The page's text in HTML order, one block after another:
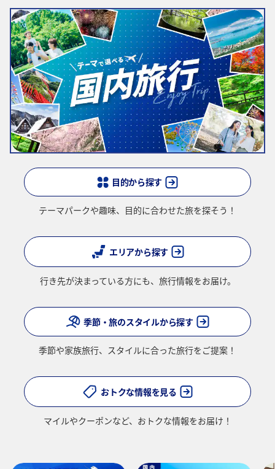
プロモーションコードについて
・表示金額は選択いただいた条件でのもっともおトクな運賃となりま
す。
・表示金額と空席状況は最新ではない場合があります。[検索する]ボタ
ンより最新の空席照会結果をご確認ください。
・「＊」は現在金額が確認できない都市・日付となります。空席照会
結果画面にて最新の情報をご確認ください。
・表示金額には、運賃、燃油特別付加運賃、航空保険特別料金、その
他の各種税金、料金などが含まれます。発券時に再計算するため、変
動する可能性があります。
表示される場合があります。
・ANA独自の相互利用可能空港(福岡/北九州/佐賀、広島/岩国)は2026
年5月18日をもちまして終了となります。
目的から探す
テーマパークや趣味、 目的に合わせた旅を探そう！
エリアから探す
行き先が決まっている方にも、 旅行情報をお届け。
季節・旅のスタイルから探す
季節や家族旅行、 スタイルに合った旅行をご提案！
おトクな情報を見る
マイルやクーポンなど、 おトクな情報をお届け！